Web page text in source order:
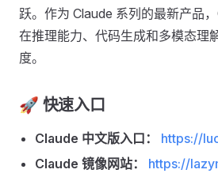
跃。作为 Claude 系列的最新产品
在推理能力、代码生成和多模态理
度。
🚀 快速入口
Claude 中文版入口：
https://
Claude 镜像网站：
https://